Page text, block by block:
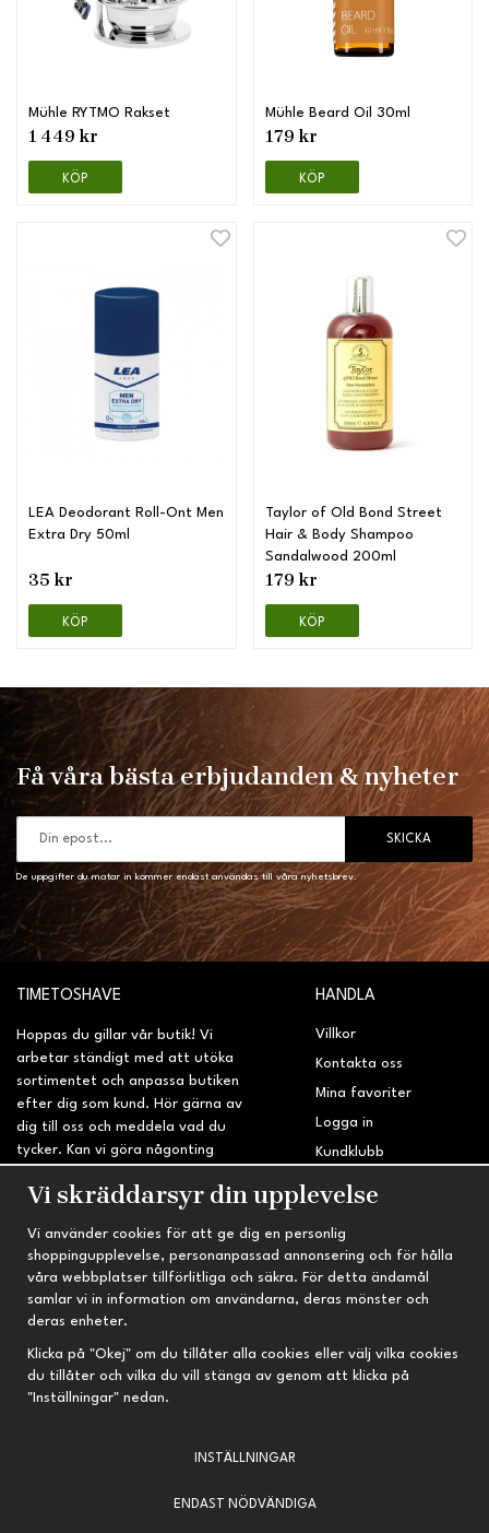
Mühle RYTMO Rakset
1 449 kr
KÖP
Mühle Beard Oil 30ml
179 kr
KÖP
LEA Deodorant Roll-Ont Men
Extra Dry 50ml
35 kr
KÖP
Taylor of Old Bond Street
Hair & Body Shampoo
Sandalwood 200ml
179 kr
KÖP
Få våra bästa erbjudanden & nyheter
SKICKA
De uppgifter du matar in kommer endast användas till våra nyhetsbrev.
TIMETOSHAVE
Hoppas du gillar vår butik! Vi
arbetar ständigt med att utöka
sortimentet och anpassa butiken
efter dig som kund. Hör gärna av
dig till oss och meddela vad du
tycker. Kan vi göra någonting
sidan?
HANDLA
Villkor
Kontakta oss
Mina favoriter
Logga in
Kundklubb
Retur & Reklamation
INFORMATION
Om oss
Nyheter
Nyhetsbrev
Om cookies
Prenumeration
TRYGG HANDEL
Fri frakt vid köp över 695 kr
Kvalitetsprodukter till kanonpris
Vi skräddarsyr din upplevelse
Vi använder cookies för att ge dig en personlig
shoppingupplevelse, personanpassad annonsering och för hålla
våra webbplatser tillförlitliga och säkra. För detta ändamål
samlar vi in information om användarna, deras mönster och
deras enheter.
Klicka på "Okej" om du tillåter alla cookies eller välj vilka cookies
du tillåter och vilka du vill stänga av genom att klicka på
"Inställningar" nedan.
INSTÄLLNINGAR
ENDAST NÖDVÄNDIGA